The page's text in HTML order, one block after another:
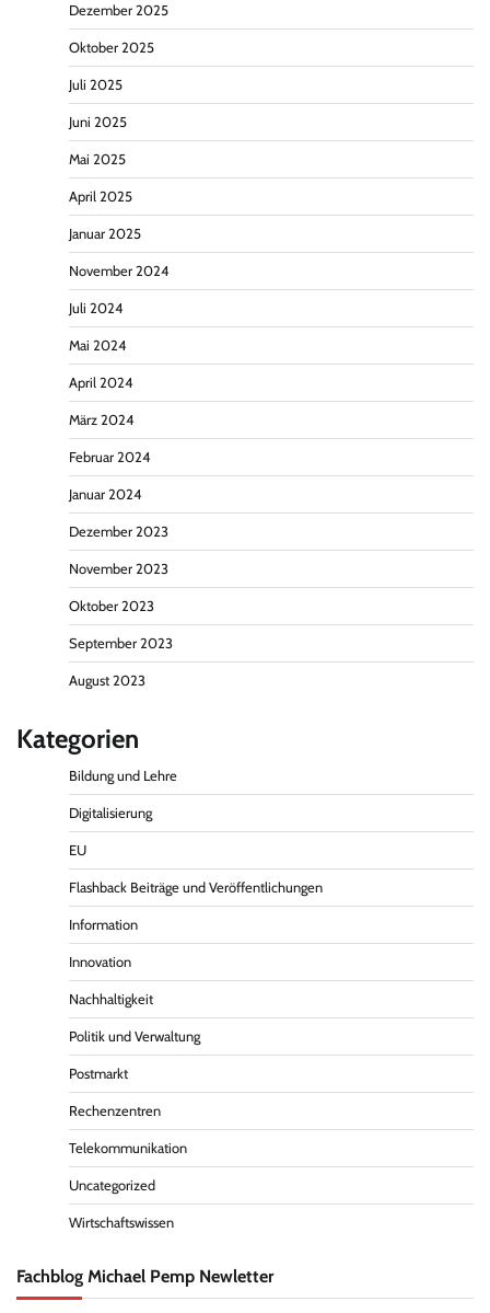
Dezember 2025
Oktober 2025
Juli 2025
Juni 2025
Mai 2025
April 2025
Januar 2025
November 2024
Juli 2024
Mai 2024
April 2024
März 2024
Februar 2024
Januar 2024
Dezember 2023
November 2023
Oktober 2023
September 2023
August 2023
Kategorien
Bildung und Lehre
Digitalisierung
EU
Flashback Beiträge und Veröffentlichungen
Information
Innovation
Nachhaltigkeit
Politik und Verwaltung
Postmarkt
Rechenzentren
Telekommunikation
Uncategorized
Wirtschaftswissen
Fachblog Michael Pemp Newletter